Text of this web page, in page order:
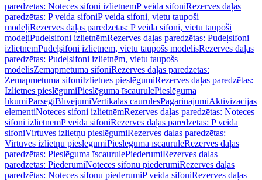
paredzētas: Noteces sifoni izlietnēmP veida sifoniRezerves daļas
paredzētas: P veida sifoniP veida sifoni, vietu taupoši
modeļiRezerves daļas paredzētas: P veida sifoni, vietu taupoši
modeļiPudeļsifoni izlietnēmRezerves daļas paredzētas: Pudeļsifoni
izlietnēmPudeļsifoni izlietnēm, vietu taupošs modelisRezerves daļas
paredzētas: Pudeļsifoni izlietnēm, vietu taupošs
modelisZemapmetuma sifoniRezerves daļas paredzētas:
Zemapmetuma sifoniIzlietnes pieslēgumiRezerves daļas paredzētas:
Izlietnes pieslēgumiPieslēguma īscaurulePieslēguma
līkumiPārsegiBlīvējumiVertikālās caurulesPagarinājumiAktivizācijas
elementiNoteces sifoni izlietnēmRezerves daļas paredzētas: Noteces
sifoni izlietnēmP veida sifoniRezerves daļas paredzētas: P veida
sifoniVirtuves izlietņu pieslēgumiRezerves daļas paredzētas:
Virtuves izlietņu pieslēgumiPieslēguma īscauruleRezerves daļas
paredzētas: Pieslēguma īscaurulePiederumiRezerves daļas
paredzētas: PiederumiNoteces sifonu piederumiRezerves daļas
paredzētas: Noteces sifonu piederumiP veida sifoniRezerves daļas